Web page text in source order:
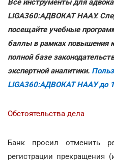
Все инструменты для
LIGA360:АДВОКАТ НААУ.
посещайте учебные
баллы в рамках повышения
полной базе
экспертной аналитики.
LIGA360:АДВОКАТ НААУ до
Обстоятельства дела
Банк просил отменить
регистрации прекращения